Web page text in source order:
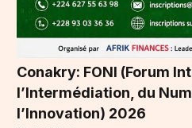
Conakry: FONI (Forum
l’Intermédiation, du
l’Innovation) 2026